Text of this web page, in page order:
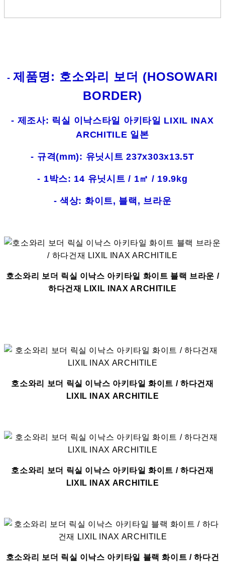
-제품명: 호소와리 보더 (HOSOWARI
BORDER)
- 제조사: 릭실 이낙스타일 아키타일 LIXIL INAX
ARCHITILE 일본
- 규격(mm): 유닛시트 237x303x13.5T
- 1박스: 14 유닛시트 / 1㎡ / 19.9kg
- 색상: 화이트, 블랙, 브라운
호소와리 보더 릭실 이낙스 아키타일 화이트 블랙 브라운 /
하다건재 LIXIL INAX ARCHITILE
호소와리 보더 릭실 이낙스 아키타일 화이트 / 하다건재
LIXIL INAX ARCHITILE
호소와리 보더 릭실 이낙스 아키타일 화이트 / 하다건재
LIXIL INAX ARCHITILE
호소와리 보더 릭실 이낙스 아키타일 블랙 화이트 / 하다건